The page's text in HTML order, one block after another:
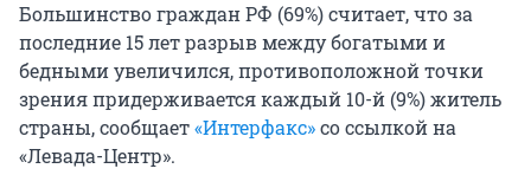
Большинство граждан РФ (69%) считает, что за
последние 15 лет разрыв между богатыми и
бедными увеличился, противоположной точки
зрения придерживается каждый 10-й (9%) житель
страны, сообщает«Интерфакс»со ссылкой на
«Левада-Центр».